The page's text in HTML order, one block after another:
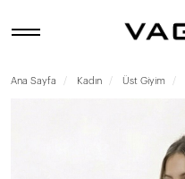
Ana Sayfa Kadın Üst Giyim